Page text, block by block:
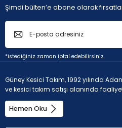
P - Çelik ve dökme çelikler
Şimdi bülten’e abone olarak
*istediğiniz zaman iptal edebilirsiniz.
Güney Kesici Takım, 1992 yılında
ve kesici takım satışı alanında
Hemen Oku